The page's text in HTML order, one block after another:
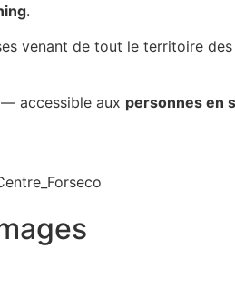
.
venant de tout le territoire des
— accessible aux personnes en